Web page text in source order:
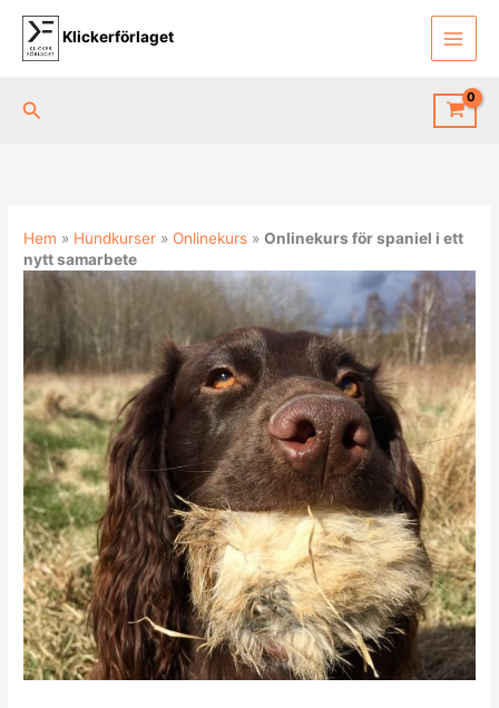
innehåll
Klickerförlaget
Sök
Hem » Hundkurser » Onlinekurs »Onlinekurs för spaniel i ett
nytt samarbete